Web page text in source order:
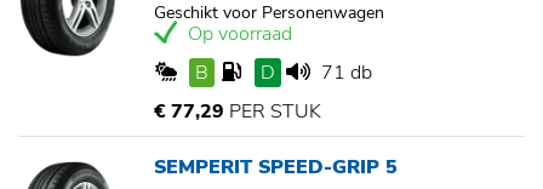
Geschikt voor Personenwagen
Op voorraad
B
D
71 db
€ 77,29 PER STUK
SEMPERIT SPEED-GRIP 5